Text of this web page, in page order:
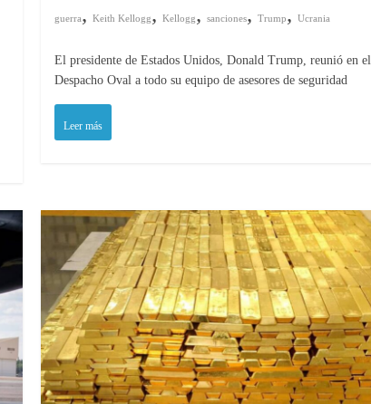
guerra,Keith Kellogg,Kellogg,sanciones,Trump,Ucrania
El presidente de Estados Unidos, Donald Trump, reunió en el
Despacho Oval a todo su equipo de asesores de seguridad
Leer más